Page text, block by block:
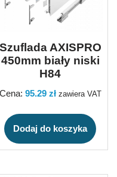
Szuflada AXISPRO
450mm biały niski
H84
Cena: 95.29 zł zawiera VAT
Dodaj do koszyka